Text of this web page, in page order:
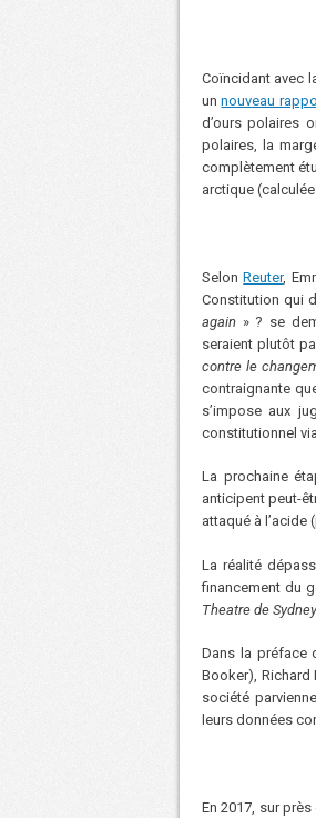
Coïncidant avec
unnouveau
d’ours polaires
polaires, la
complètement
arctique
SelonReuter,
Constitution qui
again » ? se
seraient plutôt
contre le
contraignante
s’impose aux
constitutionnel
La prochaine
anticipent peut-
attaqué à
La réalité
financement du
Theatre de Sydney
Dans la préface
Booker),
société
leurs données
En 2017, sur